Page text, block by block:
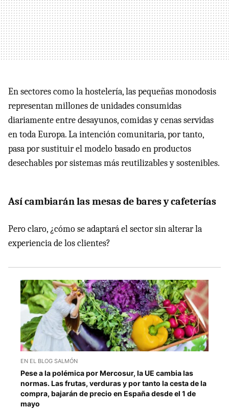
En sectores como la hostelería, las pequeñas monodosis
representan millones de unidades consumidas
diariamente entre desayunos, comidas y cenas servidas
en toda Europa. La intención comunitaria, por tanto,
pasa por sustituir el modelo basado en productos
desechables por sistemas más reutilizables y sostenibles.
Así cambiarán las mesas de bares y cafeterías
Pero claro, ¿cómo se adaptará el sector sin alterar la
experiencia de los clientes?
EN EL BLOG SALMÓN
Pese a la polémica por Mercosur, la UE cambia las
normas. Las frutas, verduras y por tanto la cesta de la
compra, bajarán de precio en España desde el 1 de
mayo